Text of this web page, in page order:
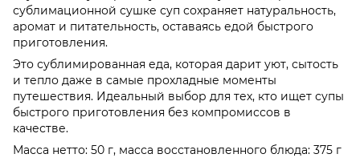
сублимационной сушке суп сохраняет натуральность,
аромат и питательность, оставаясь едой быстрого
приготовления.
Это сублимированная еда, которая дарит уют, сытость
и тепло даже в самые прохладные моменты
путешествия. Идеальный выбор для тех, кто ищет супы
быстрого приготовления без компромиссов в
качестве.
Масса нетто: 50 г, масса восстановленного блюда: 375 г